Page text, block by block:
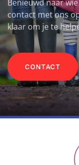
Benieuwd naar
contact met ons
klaar om je te
CONTACT